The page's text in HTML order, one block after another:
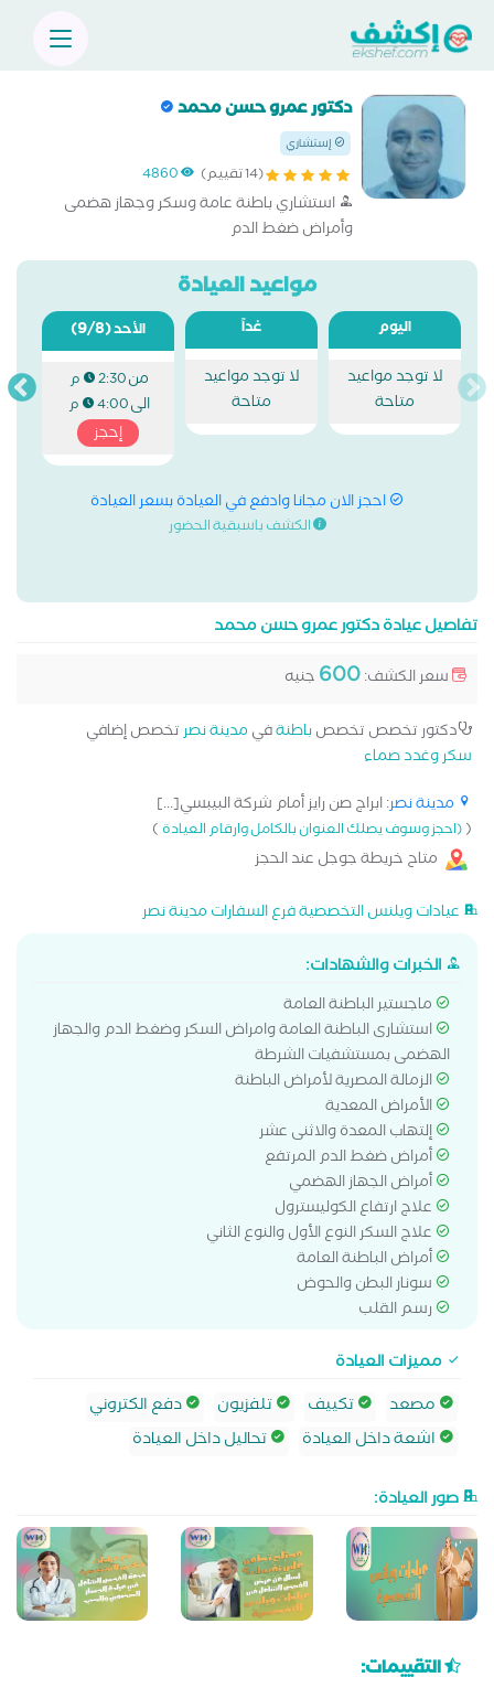
دكتور عمرو حسن محمد
إستشاري
(14 تقييم) 4860
استشاري باطنة عامة وسكر وجهاز هضمى
وأمراض ضغط الدم
مواعيد العيادة
اليوم
لا توجد مواعيد
متاحة
غداً
لا توجد مواعيد
متاحة
الأحد(9/8)
من2:30 م
الى4:00 م
إحجز
احجز الان مجانا وادفع في العيادة بسعر العيادة
الكشف باسبقية الحضور
تفاصيل عيادة دكتور عمرو حسن محمد
سعر الكشف:600 جنيه
دكتور تخصص تخصصباطنةفي مدينة نصرتخصص إضافي
سكر وغدد صماء
مدينة نصر: ابراج صن رايز أمام شركة البيبسي[...]
((احجز وسوف يصلك العنوان بالكامل وارقام العيادة)
متاح خريطة جوجل عند الحجز
عيادات ويلنس التخصصية فرع السفارات مدينة نصر
الخبرات والشهادات:
ماجستير الباطنة العامة
استشارى الباطنة العامة وامراض السكر وضغط الدم والجهاز
الهضمى بمستشفيات الشرطة
الزمالة المصرية لأمراض الباطنة
الأمراض المعدية
إلتهاب المعدة والاثنى عشر
أمراض ضغط الدم المرتفع
أمراض الجهاز الهضمي
علاج ارتفاع الكوليسترول
علاج السكر النوع الأول والنوع الثاني
أمراض الباطنة العامة
سونار البطن والحوض
رسم القلب
مميزات العيادة
مصعد
تكييف تلفزيون
دفع الكتروني
اشعة داخل العيادة
تحاليل داخل العيادة
صور العيادة:
التقييمات: